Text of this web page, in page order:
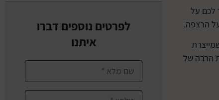
לכם על
הרצפה.
הרבה של
לפרטים נוספים דברו
איתנו